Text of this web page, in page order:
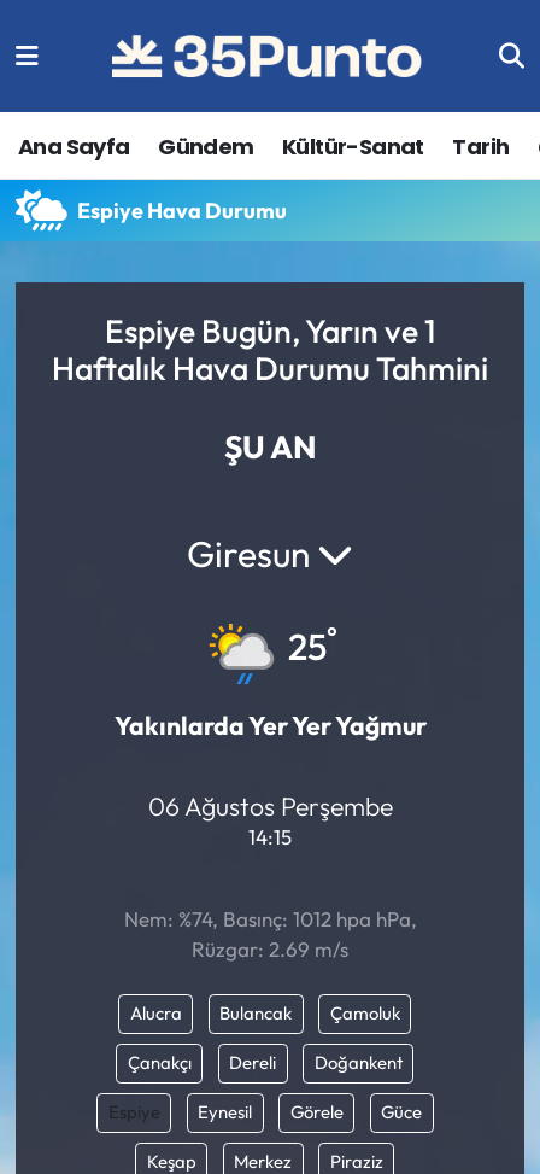
Ana Sayfa Gündem Kültür-Sanat Tarih
Espiye Hava Durumu
Espiye Bugün, Yarın ve 1
Haftalık Hava Durumu Tahmini
ŞU AN
Giresun
25°
Yakınlarda Yer Yer Yağmur
06 Ağustos Perşembe
14:15
Nem: %74, Basınç: 1012 hpa hPa,
Rüzgar: 2.69 m/s
Alucra Bulancak Çamoluk
Çanakçı Dereli Doğankent
Espiye Eynesil Görele Güce
Keşap Merkez Piraziz